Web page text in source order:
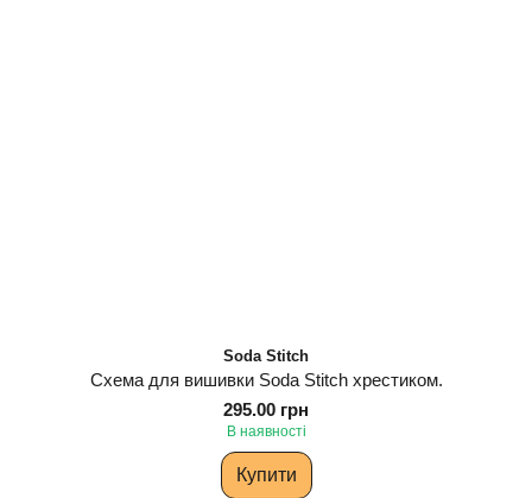
Soda Stitch
Схема для вишивки Soda Stitch хрестиком.
295.00 грн
В наявності
Купити